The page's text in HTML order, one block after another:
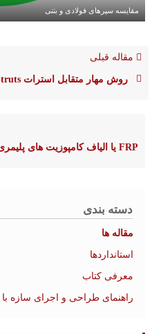
دسته بندی
مقاله ها
استانداردها
معرفی کتاب
راهنمای طراحی و اجرای سازه با
مقایسه سپرهای فولادی و بتنی
مقاله قبلی
روش مهار متقابل استرات Braced Excavations – Struts